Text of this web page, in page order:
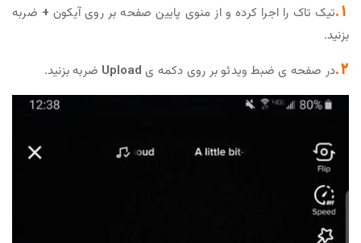
1. تیک تاک را اجرا کرده و از منوی پایین صفحه بر روی آیکون + ضربه
بزنید.
2. در صفحه ی ضبط ویدئو بر روی دکمه ی Upload ضربه بزنید.